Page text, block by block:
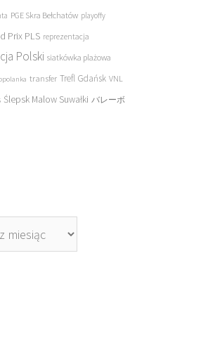
PGE Skra Bełchatów playoffy
Prix PLS reprezentacja
Polski siatkówka plażowa
transfer Trefl Gdańsk VNL
Ślepsk Malow Suwałki バレーボ